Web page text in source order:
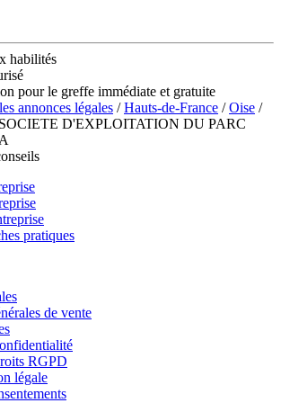
habilités
pour le greffe immédiate et gratuite
annonces légales /Hauts-de-France /Oise /
SOCIETE D'EXPLOITATION DU PARC
pratiques
de vente
RGPD
légale